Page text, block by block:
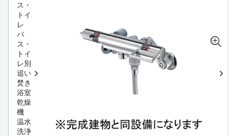
ス・
トイ
レ
バ
ス・
トイ
レ別
追い
焚き
浴室
乾燥
機
温水
洗浄